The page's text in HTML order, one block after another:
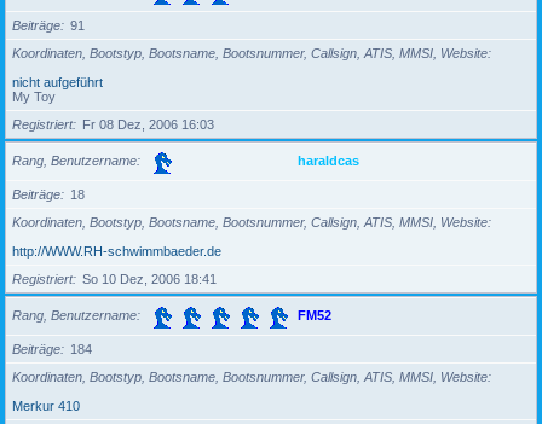
Beiträge
91
Koordinaten, Bootstyp, Bootsname, Bootsnummer, Callsign, ATIS, MMSI, Website
nicht aufgeführt
My Toy
Registriert
Fr 08 Dez, 2006 16:03
Rang, Benutzername haraldcas
Beiträge
18
Koordinaten, Bootstyp, Bootsname, Bootsnummer, Callsign, ATIS, MMSI, Website
http://WWW.RH-schwimmbaeder.de
Registriert
So 10 Dez, 2006 18:41
Rang, Benutzername FM52
Beiträge
184
Koordinaten, Bootstyp, Bootsname, Bootsnummer, Callsign, ATIS, MMSI, Website
Merkur 410